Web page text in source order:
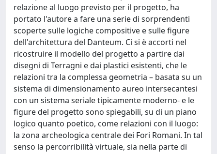
relazione al luogo previsto per il progetto, ha
portato l'autore a fare una serie di sorprendenti
scoperte sulle logiche compositive e sulle figure
dell'architettura del Danteum. Ci si è accorti nel
ricostruire il modello del progetto a partire dai
disegni di Terragni e dai plastici esistenti, che le
relazioni tra la complessa geometria – basata su un
sistema di dimensionamento aureo intersecantesi
con un sistema seriale tipicamente moderno- e le
figure del progetto sono spiegabili, su di un piano
logico quanto poetico, come relazioni con il luogo:
la zona archeologica centrale dei Fori Romani. In tal
senso la percorribilità virtuale, sia nella parte di